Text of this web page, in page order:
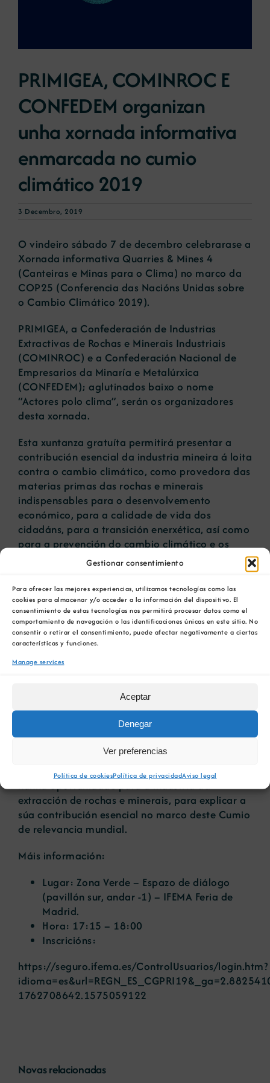
Gestionar consentimiento
Para ofrecer las mejores experiencias, utilizamos tecnologías como las
cookies para almacenar y/o acceder a la información del dispositivo. El
consentimiento de estas tecnologías nos permitirá procesar datos como el
comportamiento de navegación o las identificaciones únicas en este sitio. No
consentir o retirar el consentimiento, puede afectar negativamente a ciertas
características y funciones.
Manage services
Aceptar
Denegar
Ver preferencias
Política de cookiesPolítica de privacidadAviso legal
Portal de emprego
Contacto
PRIMIGEA, COMINROC E
CONFEDEM organizan
unha xornada informativa
enmarcada no cumio
climático 2019
3 Decembro, 2019
O vindeiro sábado 7 de decembro celebrarase a
Xornada informativa Quarries & Mines 4
(Canteiras e Minas para o Clima) no marco da
COP25 (Conferencia das Nacións Unidas sobre
o Cambio Climático 2019).
PRIMIGEA, a Confederación de Industrias
Extractivas de Rochas e Minerais Industriais
(COMINROC) e a Confederación Nacional de
Empresarios da Minaría e Metalúrxica
(CONFEDEM); aglutinados baixo o nome
“Actores polo clima”, serán os organizadores
desta xornada.
Esta xuntanza gratuíta permitirá presentar a
contribución esencial da industria mineira á loita
contra o cambio climático, como provedora das
materias primas das rochas e minerais
indispensables para o desenvolvemento
económico, para a calidade de vida dos
cidadáns, para a transición enerxética, así como
para a prevención do cambio climático e os
seus efectos negativos.
Explicarase a necesidade de continuar
producindo materias primas dun xeito sostible e
as numerosas formas polas que esta industria
contribúe á loita contra o cambio climático,
para lograr un planeta neutro en carbono e
resistente ao clima en 2050. Un enfoque
para lograr alcanzar os obxectivos de
descarbonización fixados.
Os organizadores da COP25 seleccionaron,
entre outras, esta iniciativa, entre as máis de
1.500 solicitudes presentadas, o que o converte
nunha oportunidade para a industria da
extracción de rochas e minerais, para explicar a
súa contribución esencial no marco deste Cumio
de relevancia mundial.
Máis información:
Lugar: Zona Verde – Espazo de diálogo
(pavillón sur, andar -1) – IFEMA Feria de
Madrid.
Hora: 17:15 – 18:00
Inscricións:
https://seguro.ifema.es/ControlUsuarios/login.htm?
1762708642.1575059122
Novas relacionadas